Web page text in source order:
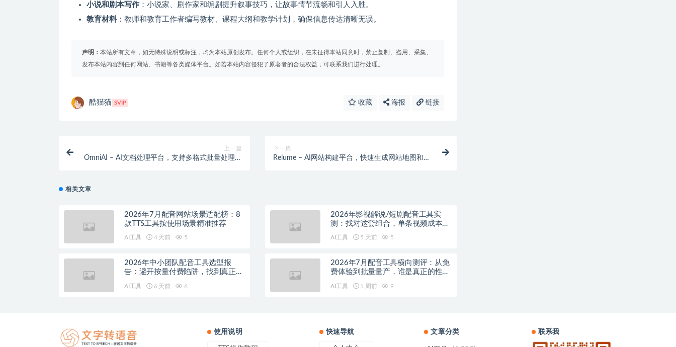
小说和剧本写作 ：小说家、剧作家和编剧提升叙事技巧，让故事情节流畅和引人入胜。
教育材料 ：教师和教育工作者编写教材、课程大纲和教学计划，确保信息传达清晰无误。
声明： 本站所有文章，如无特殊说明或标注，均为本站原创发布。任何个人或组织，在未征得本站同意时，禁止复制、盗用、采集、
发布本站内容到任何网站、书籍等各类媒体平台。如若本站内容侵犯了原著者的合法权益，可联系我们进行处理。
酷猫猫 SVIP 收藏 海报 链接
上一篇
OmniAI – AI文档处理平台，支持多格式批量处理和
下一篇
Relume – AI网站构建平台，快速生成网站地图和线
相关文章
2026年7月配音网站场景适配榜：8
款TTS工具按使用场景精准推荐
AI工具 4 天前 5
2026年影视解说/短剧配音工具实
测：找对这套组合，单条视频成本直
AI工具 5 天前 5
2026年中小团队配音工具选型报
告：避开按量付费陷阱，找到真正的
AI工具 6 天前 6
2026年7月配音工具横向测评：从免
费体验到批量量产，谁是真正的性价
AI工具 1 周前 9
使用说明 快速导航 文章分类 联系我